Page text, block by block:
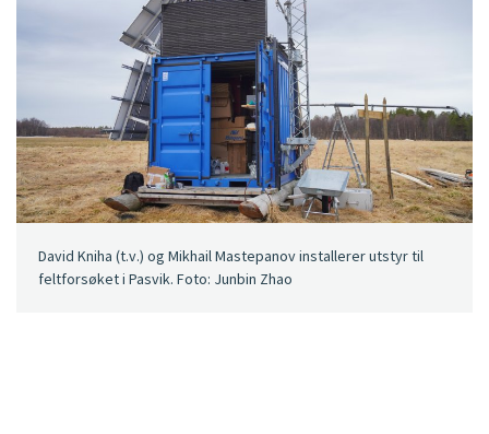
David Kniha (t.v.) og Mikhail Mastepanov installerer utstyr til
feltforsøket i Pasvik. Foto: Junbin Zhao